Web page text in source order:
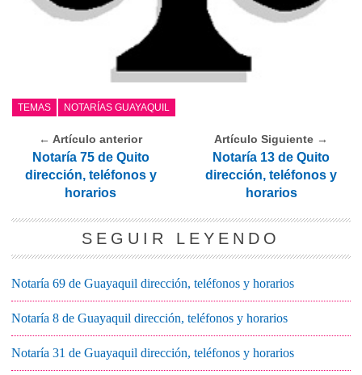
TEMAS NOTARÍAS GUAYAQUIL
← Artículo anterior
Notaría 75 de Quito
dirección, teléfonos y
horarios
Artículo Siguiente →
Notaría 13 de Quito
dirección, teléfonos y
horarios
SEGUIR LEYENDO
Notaría 69 de Guayaquil dirección, teléfonos y horarios
Notaría 8 de Guayaquil dirección, teléfonos y horarios
Notaría 31 de Guayaquil dirección, teléfonos y horarios